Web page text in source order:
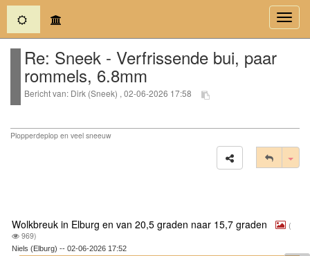
(current)
Re: Sneek - Verfrissende bui, paar
rommels, 6.8mm
Bericht van: Dirk (Sneek) , 02-06-2026 17:58
Plopperdeplop en veel sneeuw
Wolkbreuk in Elburg en van 20,5 graden naar 15,7 graden
(
969)
Niels (Elburg) -- 02-06-2026 17:52